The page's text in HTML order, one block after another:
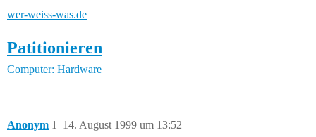
wer-weiss-was.de
Patitionieren
Computer: Hardware
Anonym 14. August 1999 um 13:52
1